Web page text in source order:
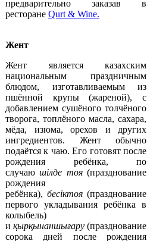
предварительно заказав в
ресторане Qurt & Wine.
Жент
Жент является казахским
национальным праздничным
блюдом, изготавливаемым из
пшённой крупы (жареной), с
добавлением сушёного толчёного
творога, топлёного масла, сахара,
мёда, изюма, орехов и других
ингредиентов. Жент обычно
подаётся к чаю. Его готовят после
рождения ребёнка, по
случаюшілде тоя(празднование
рождения
ребёнка), бесіктоя (празднование
первого укладывания ребёнка в
колыбель)
и қырқынаншығару (празднование
сорока дней после рождения